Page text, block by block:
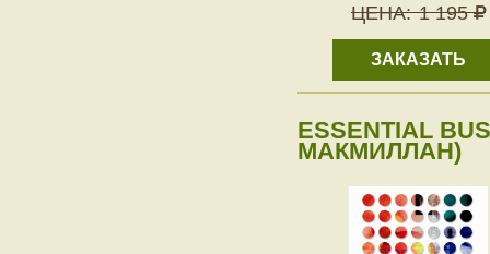
ЦЕНА: 1 195
ЗАКАЗАТЬ
ESSENTIAL
МАКМИЛЛАН)